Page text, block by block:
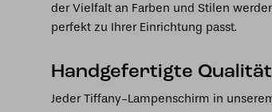
der Vielfalt an Farben und Stilen
perfekt zu Ihrer Einrichtung passt.
Handgefertigte
Jeder Tiffany-Lampenschirm in